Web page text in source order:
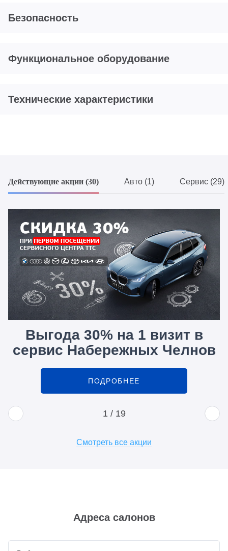
Безопасность
Функциональное оборудование
Технические характеристики
Действующие акции (30) Авто (1) Сервис (29)
Выгода 30% на 1 визит в
сервис Набережных Челнов
ПОДРОБНЕЕ
1 / 19
Смотреть все акции
Адреса салонов